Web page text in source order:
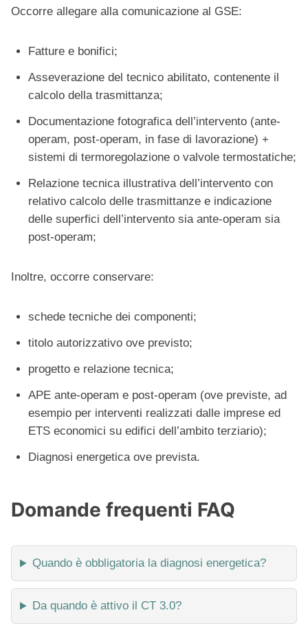
Occorre allegare alla comunicazione al GSE:
Fatture e bonifici;
Asseverazione del tecnico abilitato, contenente il
calcolo della trasmittanza;
Documentazione fotografica dell’intervento (ante-
operam, post-operam, in fase di lavorazione) +
sistemi di termoregolazione o valvole termostatiche;
Relazione tecnica illustrativa dell’intervento con
relativo calcolo delle trasmittanze e indicazione
delle superfici dell’intervento sia ante-operam sia
post-operam;
Inoltre, occorre conservare:
schede tecniche dei componenti;
titolo autorizzativo ove previsto;
progetto e relazione tecnica;
APE ante-operam e post-operam (ove previste, ad
esempio per interventi realizzati dalle imprese ed
ETS economici su edifici dell’ambito terziario);
Diagnosi energetica ove prevista.
Domande frequenti FAQ
Quando è obbligatoria la diagnosi energetica?
Da quando è attivo il CT 3.0?